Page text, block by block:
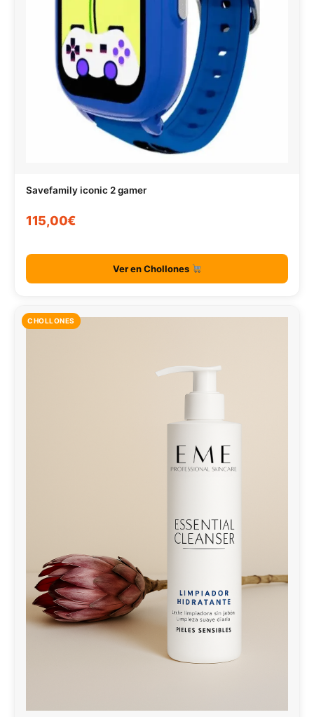
Savefamily iconic 2 gamer
115,00€
Ver en Chollones
CHOLLONES